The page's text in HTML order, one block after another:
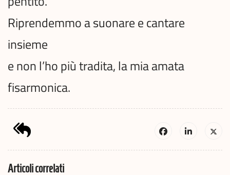
Riprendemmo a suonare e cantare
insieme
e non l’ho più tradita, la mia amata
fisarmonica.
Articoli correlati